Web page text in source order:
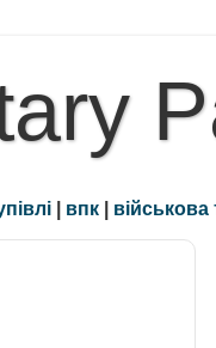
| впк | військова